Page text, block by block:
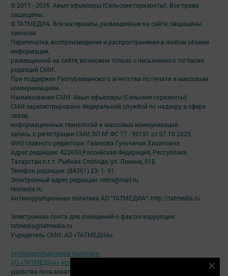
© 2011 - 2026. Авыл офыклары (Сельские горизонты). Все права
защищены.
© ТАТМЕДИА. Все материалы, размещенные на сайте, защищены
законом.
Перепечатка, воспроизведение и распространение в любом объеме
информации,
размещенной на сайте, возможна только с письменного согласия
редакций СМИ.
При поддержке Республиканского агентства по печати и массовым
коммуникациям.
Наименование СМИ: Авыл офыклары (Сельские горизонты)
СМИ зарегистрировано Федеральной службой по надзору в сфере
связи,
информационных технологий и массовых коммуникаций
запись о регистрации СМИ ЭЛ № ФС 77 - 90151 от 07.10.2025
ФИО главного редактора: Газизова Гульчачак Хизаповна
Адрес редакции: 422650,Российская Федерация, Республика
Татарстан п.г.т. Рыбная Слобода, ул. Ленина, 81Б
Телефон редакции: (84361) 23- 1- 91
Электронный адрес редакции: redrs@mail.ru
tatmedia.ru
Антикоррупционная политика АО "ТАТМЕДИА": http://tatmedia.ru
Электронная почта для сообщений о фактах коррупции:
tatmedia@tatmedia.ru
Учредитель СМИ: АО «ТАТМЕДИА»
Антикоррупционная политика
АО «ТАТМЕДИА» использует «cookie»
для персонализации сервисов и
удобства пользователей сайтом.